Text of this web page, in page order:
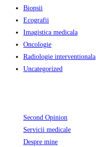
Biopsii
Ecografii
Imagistica medicala
Oncologie
Radiologie interventionala
Uncategorized
Second Opinion
Servicii medicale
Despre mine